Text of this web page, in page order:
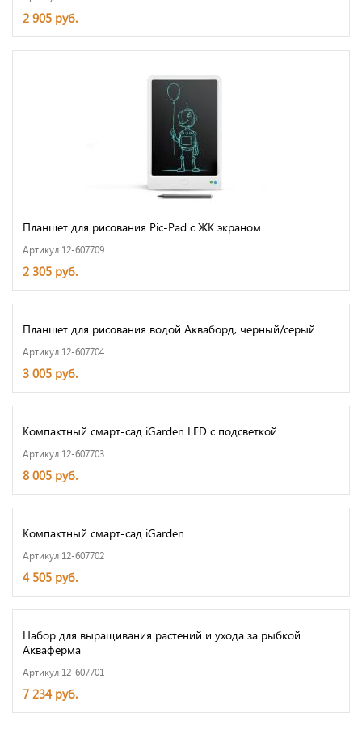
2 905 руб.
Планшет для рисования Pic-Pad с ЖК экраном
Артикул 12-607709
2 305 руб.
Планшет для рисования водой Акваборд, черный/серый
Артикул 12-607704
3 005 руб.
Компактный смарт-сад iGarden LED с подсветкой
Артикул 12-607703
8 005 руб.
Компактный смарт-сад iGarden
Артикул 12-607702
4 505 руб.
Набор для выращивания растений и ухода за рыбкой
Акваферма
Артикул 12-607701
7 234 руб.